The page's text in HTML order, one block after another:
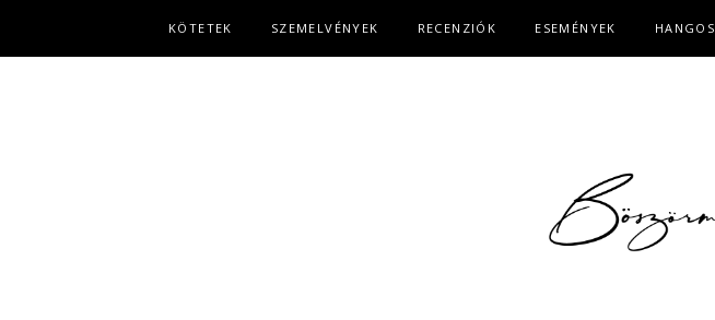
KÖTETEK SZEMELVÉNYEK RECENZIÓK ESEMÉNYEK HANGOS